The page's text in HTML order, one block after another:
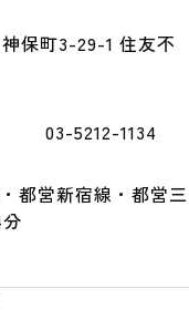
保町3-29-1 住友不
03-5212-1134
都営新宿線・都営三